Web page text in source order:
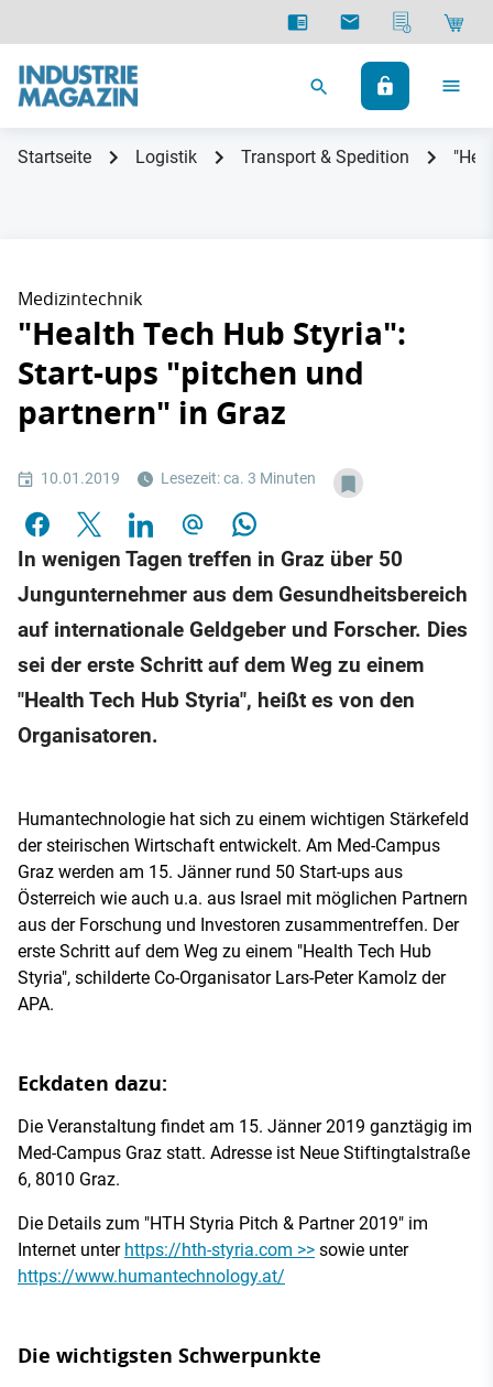
Startseite Logistik Transport & Spedition
Medizintechnik
"Health Tech Hub Styria":
Start-ups "pitchen und
partnern" in Graz
10.01.2019 Lesezeit: ca. 3 Minuten
In wenigen Tagen treffen in Graz über 50
Jungunternehmer aus dem Gesundheitsbereich
auf internationale Geldgeber und Forscher. Dies
sei der erste Schritt auf dem Weg zu einem
"Health Tech Hub Styria", heißt es von den
Organisatoren.
Humantechnologie hat sich zu einem wichtigen Stärkefeld
der steirischen Wirtschaft entwickelt. Am Med-Campus
Graz werden am 15. Jänner rund 50 Start-ups aus
Österreich wie auch u.a. aus Israel mit möglichen Partnern
aus der Forschung und Investoren zusammentreffen. Der
erste Schritt auf dem Weg zu einem "Health Tech Hub
Styria", schilderte Co-Organisator Lars-Peter Kamolz der
APA.
Eckdaten dazu:
Die Veranstaltung findet am 15. Jänner 2019 ganztägig im
Med-Campus Graz statt. Adresse ist Neue Stiftingtalstraße
6, 8010 Graz.
Die Details zum "HTH Styria Pitch & Partner 2019" im
Internet unter https://hth-styria.com >> sowie unter
https://www.humantechnology.at/
Die wichtigsten Schwerpunkte